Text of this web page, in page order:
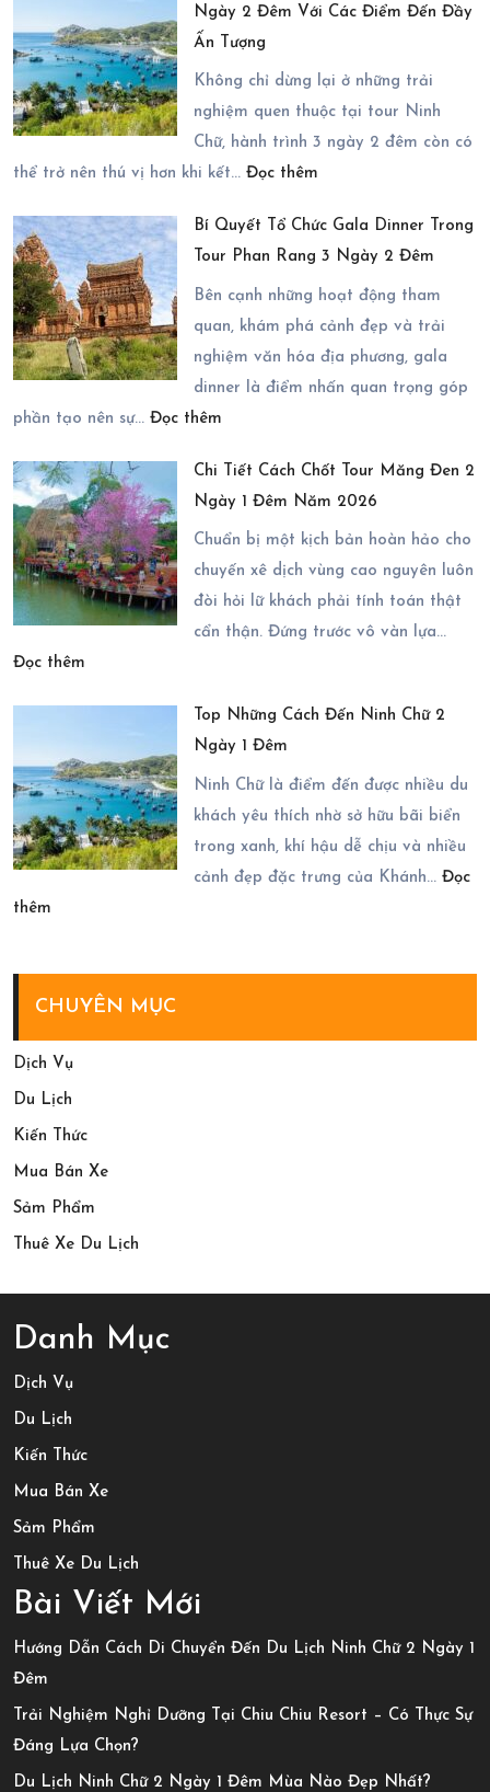
Đêm
Đêm
Trọn
Gói
Quan
Củ
Chi
Có
Dịch
Vụ
Nào?
Ngày 2 Đêm Với Các Điểm Đến Đầy
Ấn Tượng
Không chỉ dừng lại ở những trải
nghiệm quen thuộc tại tour Ninh
Chữ, hành trình 3 ngày 2 đêm còn có
thể trở nên thú vị hơn khi kết… Đọc thêm
Rộng
Hành
Trình
Ninh
Chữ
3
Đêm
Với
Các
Điểm
Đến
Đầy
Bí Quyết Tổ Chức Gala Dinner Trong
Tour Phan Rang 3 Ngày 2 Đêm
Bên cạnh những hoạt động tham
quan, khám phá cảnh đẹp và trải
nghiệm văn hóa địa phương, gala
dinner là điểm nhấn quan trọng góp
phần tạo nên sự… Đọc thêm
Quyết
Tổ
Chức
Gala
Dinner
Trong
Rang
3
Ngày
2
Đêm
Chi Tiết Cách Chốt Tour Măng Đen 2
Ngày 1 Đêm Năm 2026
Chuẩn bị một kịch bản hoàn hảo cho
chuyến xê dịch vùng cao nguyên luôn
đòi hỏi lữ khách phải tính toán thật
cẩn thận. Đứng trước vô vàn lựa…
Đọc thêm
Chốt
Tour
Măng
Đêm
Top Những Cách Đến Ninh Chữ 2
Ngày 1 Đêm
Ninh Chữ là điểm đến được nhiều du
khách yêu thích nhờ sở hữu bãi biển
trong xanh, khí hậu dễ chịu và nhiều
cảnh đẹp đặc trưng của Khánh… Đọc
thêm
Cách
Ninh
Chữ
Đêm
CHUYÊN MỤC
Dịch Vụ
Du Lịch
Kiến Thức
Mua Bán Xe
Sảm Phẩm
Thuê Xe Du Lịch
Danh Mục
Dịch Vụ
Du Lịch
Kiến Thức
Mua Bán Xe
Sảm Phẩm
Thuê Xe Du Lịch
Bài Viết Mới
Hướng Dẫn Cách Di Chuyển Đến Du Lịch Ninh Chữ 2 Ngày 1
Đêm
Trải Nghiệm Nghỉ Dưỡng Tại Chiu Chiu Resort – Có Thực Sự
Đáng Lựa Chọn?
Du Lịch Ninh Chữ 2 Ngày 1 Đêm Mùa Nào Đẹp Nhất?